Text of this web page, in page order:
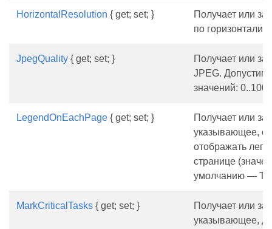
HorizontalResolution { get; set; }
Получает или
по горизонтали
JpegQuality { get; set; }
Получает или
JPEG.
значений: 0..100.
LegendOnEachPage { get; set; }
Получает или
указывающее,
отображать
странице
умолчанию —
MarkCriticalTasks { get; set; }
Получает или
указывающее,